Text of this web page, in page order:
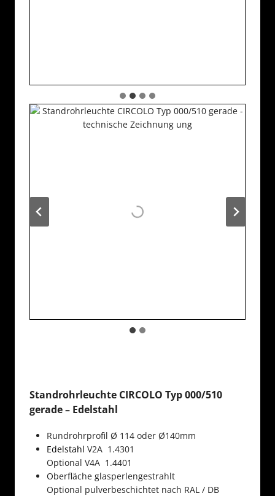
Standrohrleuchte CIRCOLO Typ 000/510
gerade – Edelstahl
Rundrohrprofil Ø 114 oder Ø140mm
Edelstahl V2A 1.4301
Optional V4A 1.4401
Oberfläche glasperlengestrahlt
Optional pulverbeschichtet nach RAL / DB